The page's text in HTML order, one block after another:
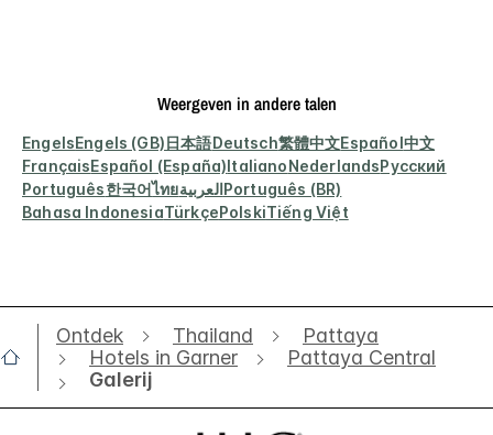
Weergeven in andere talen
EngelsEngels (GB)日本語Deutsch繁體中文Español中文
FrançaisEspañol (España)ItalianoNederlandsРусский
Português한국어ไทยالعربيةPortuguês (BR)
Bahasa IndonesiaTürkçePolskiTiếng Việt
Ontdek Thailand
Pattaya
Hotels in Garner
Pattaya Central
Galerij